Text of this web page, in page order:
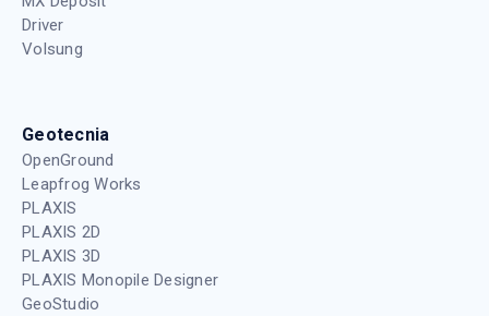
Driver
Volsung
Geotecnia
OpenGround
Leapfrog Works
PLAXIS
PLAXIS 2D
PLAXIS 3D
PLAXIS Monopile Designer
GeoStudio